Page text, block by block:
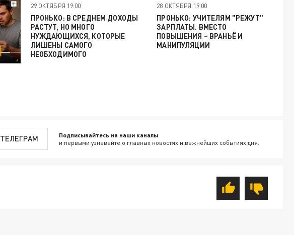
29 ОКТЯБРЯ 19:00
ПРОНЬКО: В СРЕДНЕМ ДОХОДЫ
РАСТУТ, НО МНОГО
НУЖДАЮЩИХСЯ, КОТОРЫЕ
ЛИШЕНЫ САМОГО
НЕОБХОДИМОГО
28 ОКТЯБРЯ 19:00
ПРОНЬКО: УЧИТЕЛЯМ "РЕЖУТ"
ЗАРПЛАТЫ. ВМЕСТО
ПОВЫШЕНИЯ – ВРАНЬЁ И
МАНИПУЛЯЦИИ
ТЕЛЕГРАМ Подписывайтесь на наши каналы
и первыми узнавайте о главных новостях и важнейших событиях дня.